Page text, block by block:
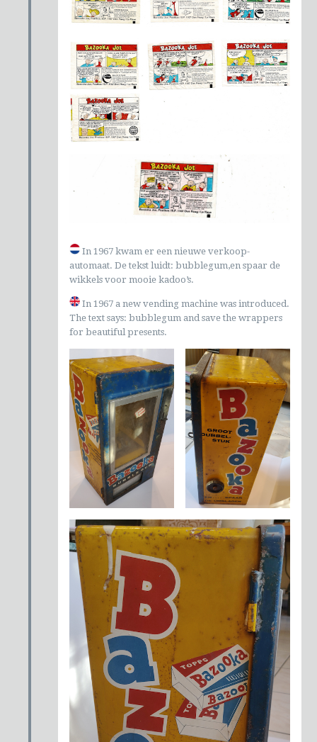
In 1967 kwam er een nieuwe verkoop-
automaat. De tekst luidt: bubblegum,en spaar de
wikkels voor mooie kadoo’s.
In 1967 a new vending machine was introduced.
The text says: bubblegum and save the wrappers
for beautiful presents.